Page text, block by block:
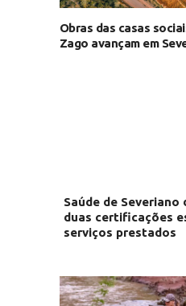
Obras das casas
Zago avançam em
Saúde de Severiano
duas certificações
serviços prestados